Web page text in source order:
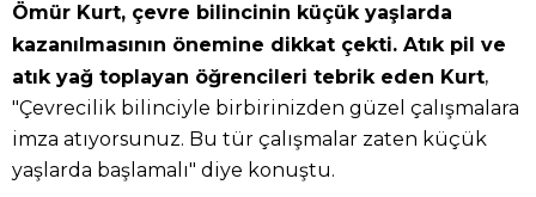
Ömür Kurt, çevre bilincinin küçük yaşlarda
kazanılmasının önemine dikkat çekti. Atık pil ve
atık yağ toplayan öğrencileri tebrik eden Kurt,
"Çevrecilik bilinciyle birbirinizden güzel çalışmalara
imza atıyorsunuz. Bu tür çalışmalar zaten küçük
yaşlarda başlamalı" diye konuştu.